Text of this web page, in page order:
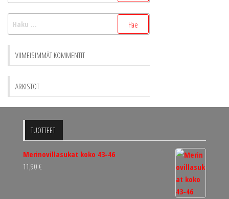
Haku:
VIIMEISIMMÄT KOMMENTIT
ARKISTOT
TUOTTEET
Merinovillasukat koko 43-46
11,90 €